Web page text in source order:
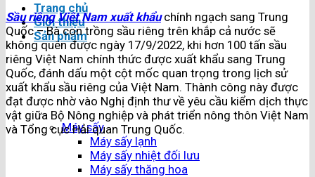
Trang chủ
Giới thiệu
Sản phẩm
Máy sấy
Máy sấy lạnh
Máy sấy nhiệt đối lưu
Máy sấy thăng hoa
Sầu riêng Việt Nam xuất khẩuchính ngạch sang Trung
Quốc – Bà con trồng sầu riêng trên khắp cả nước sẽ
không quên được ngày 17/9/2022, khi hơn 100 tấn sầu
riêng Việt Nam chính thức được xuất khẩu sang Trung
Quốc, đánh dấu một cột mốc quan trọng trong lịch sử
xuất khẩu sầu riêng của Việt Nam. Thành công này được
đạt được nhờ vào Nghị định thư về yêu cầu kiểm dịch thực
vật giữa Bộ Nông nghiệp và phát triển nông thôn Việt Nam
và Tổng cục Hải quan Trung Quốc.